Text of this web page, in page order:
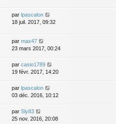
par lpascalon
18 juil. 2017, 09:32
par max47
23 mars 2017, 00:24
par casio1789
19 févr. 2017, 14:20
par lpascalon
03 déc. 2016, 10:12
par Sly83
25 nov. 2016, 20:08